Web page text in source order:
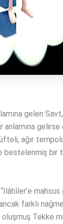
gelen
anlamına gelirse
ağır
bestelenmiş bir
farklı
Tekke